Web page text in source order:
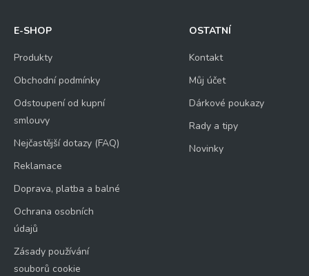
E-SHOP
Produkty
Obchodní podmínky
Odstoupení od kupní
smlouvy
Nejčastější dotazy (FAQ)
Reklamace
Doprava, platba a balné
Ochrana osobních
údajů
Zásady používání
souborů cookie
OSTATNÍ
Kontakt
Můj účet
Dárkové poukazy
Rady a tipy
Novinky